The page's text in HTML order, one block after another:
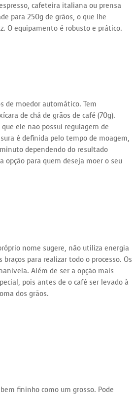
cafeteira italiana ou prensa
para 250g de grãos, o que lhe
O equipamento é robusto e prático.
de moedor automático. Tem
de chá de grãos de café (70g).
ele não possui regulagem de
é definida pelo tempo de moagem,
dependendo do resultado
opção para quem deseja moer o seu
nome sugere, não utiliza energia
para realizar todo o processo. Os
Além de ser a opção mais
pois antes de o café ser levado à
dos grãos.
fininho como um grosso. Pode